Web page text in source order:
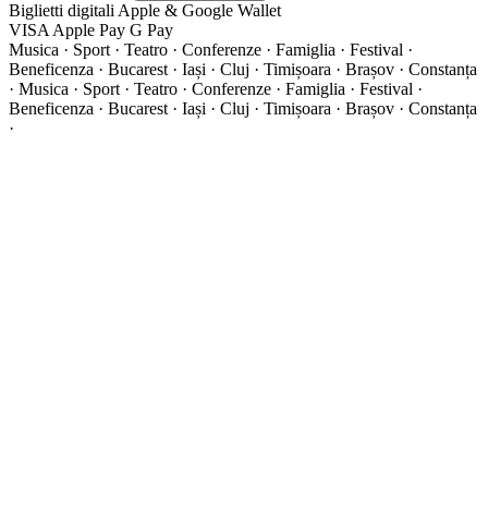
Biglietti digitali Apple & Google Wallet
VISA Apple Pay G Pay
Musica · Sport · Teatro · Conferenze · Famiglia · Festival ·
Beneficenza · Bucarest · Iași · Cluj · Timișoara · Brașov · Constanța
· Musica · Sport · Teatro · Conferenze · Famiglia · Festival ·
Beneficenza · Bucarest · Iași · Cluj · Timișoara · Brașov · Constanța
·